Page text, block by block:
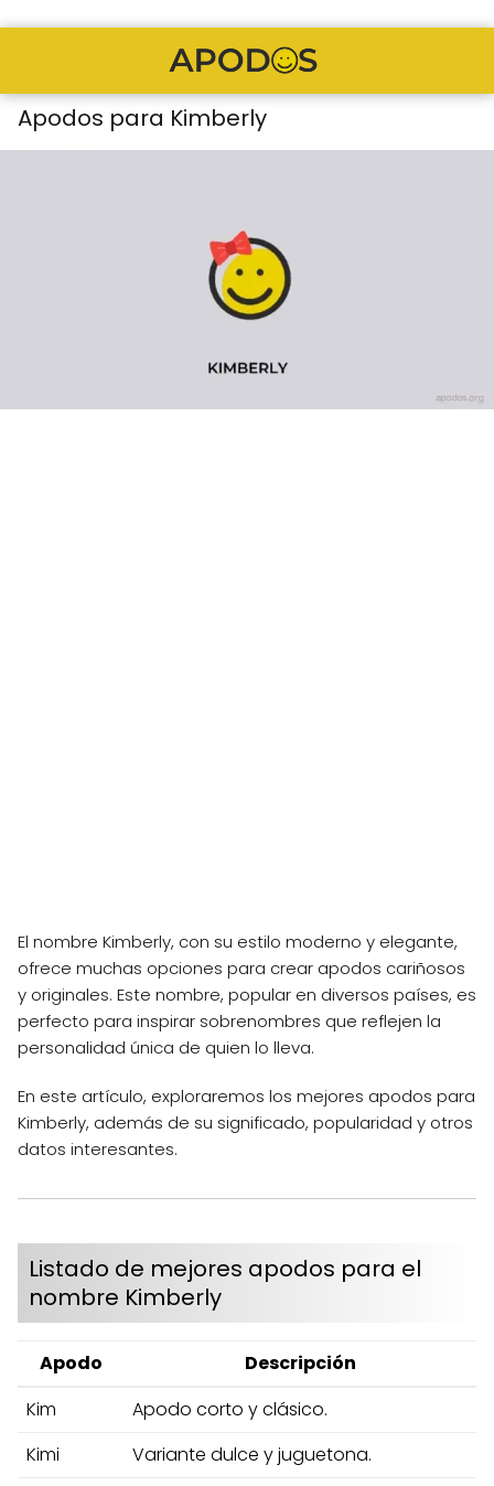
Apodos para Kimberly
El nombre Kimberly, con su estilo moderno y elegante,
ofrece muchas opciones para crear apodos cariñosos
y originales. Este nombre, popular en diversos países, es
perfecto para inspirar sobrenombres que reflejen la
personalidad única de quien lo lleva.
En este artículo, exploraremos los mejores apodos para
Kimberly, además de su significado, popularidad y otros
datos interesantes.
Listado de mejores apodos para el
nombre Kimberly
Apodo
Descripción
Kim
Apodo corto y clásico.
Kimi
Variante dulce y juguetona.